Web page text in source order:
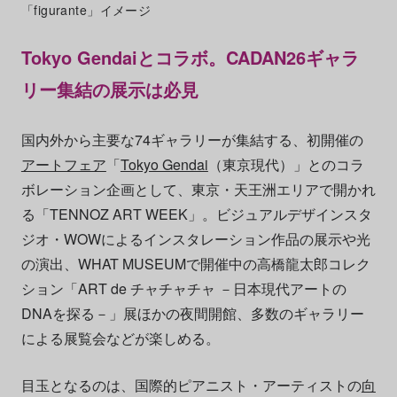
「figurante」イメージ
Tokyo Gendaiとコラボ。CADAN26ギャラ
リー集結の展示は必見
国内外から主要な74ギャラリーが集結する、初開催の
アートフェア 「Tokyo Gendai （東京現代）」とのコラ
ボレーション企画として、東京・天王洲エリアで開かれ
る「TENNOZ ART WEEK」。ビジュアルデザインスタ
ジオ・WOWによるインスタレーション作品の展示や光
の演出、WHAT MUSEUMで開催中の高橋龍太郎コレク
ション「ART de チャチャチャ －日本現代アートの
DNAを探る－」展ほかの夜間開館、多数のギャラリー
による展覧会などが楽しめる。
目玉となるのは、国際的ピアニスト・アーティストの向